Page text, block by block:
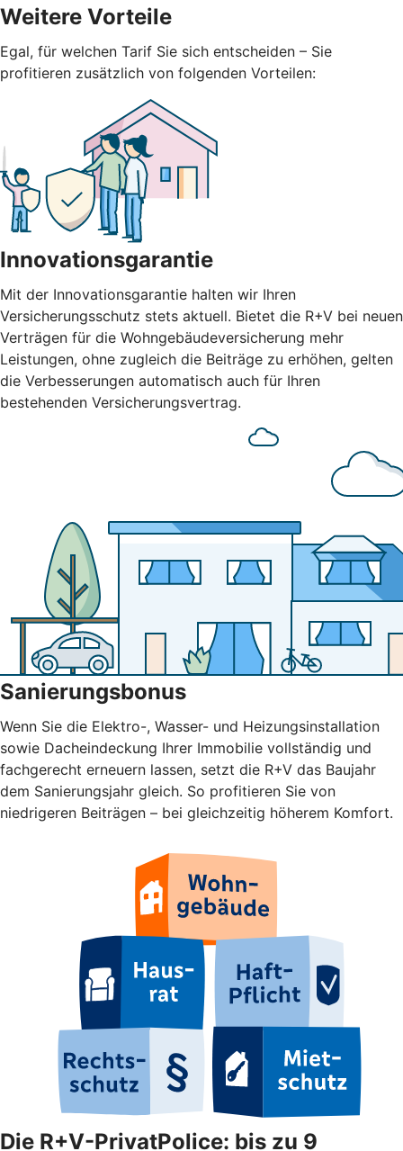
Weitere Vorteile
Egal, für welchen Tarif Sie sich entscheiden – Sie
profitieren zusätzlich von folgenden Vorteilen:
Innovationsgarantie
Mit der Innovationsgarantie halten wir Ihren
Versicherungsschutz stets aktuell. Bietet die R+V bei neuen
Verträgen für die Wohngebäudeversicherung mehr
Leistungen, ohne zugleich die Beiträge zu erhöhen, gelten
die Verbesserungen automatisch auch für Ihren
bestehenden Versicherungsvertrag.
Sanierungsbonus
Wenn Sie die Elektro-, Wasser- und Heizungsinstallation
sowie Dacheindeckung Ihrer Immobilie vollständig und
fachgerecht erneuern lassen, setzt die R+V das Baujahr
dem Sanierungsjahr gleich. So profitieren Sie von
niedrigeren Beiträgen – bei gleichzeitig höherem Komfort.
Die R+V-PrivatPolice: bis zu 9